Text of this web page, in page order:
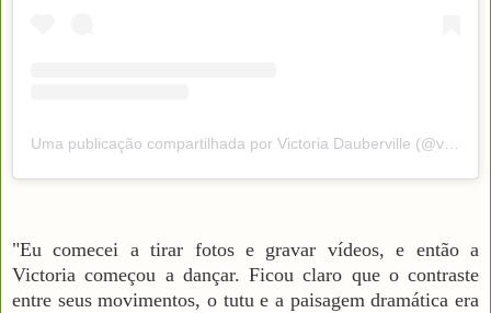
"Eu comecei a tirar fotos e gravar vídeos, e então a
Victoria começou a dançar. Ficou claro que o contraste
entre seus movimentos, o tutu e a paisagem dramática era